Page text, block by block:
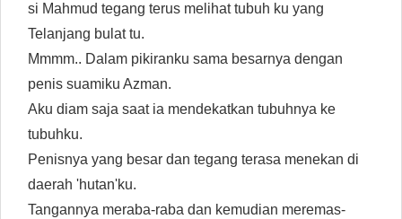
si Mahmud tegang terus melihat tubuh ku yang
Telanjang bulat tu.
Mmmm.. Dalam pikiranku sama besarnya dengan
penis suamiku Azman.
Aku diam saja saat ia mendekatkan tubuhnya ke
tubuhku.
Penisnya yang besar dan tegang terasa menekan di
daerah 'hutan'ku.
Tangannya meraba-raba dan kemudian meremas-